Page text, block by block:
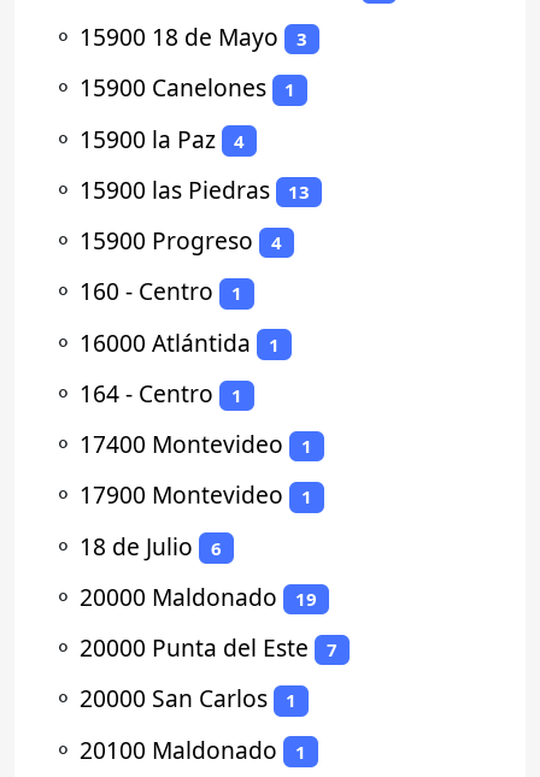
⚬ 15900 18 de Mayo 3
⚬ 15900 Canelones 1
⚬ 15900 la Paz 4
⚬ 15900 las Piedras 13
⚬ 15900 Progreso 4
⚬ 160 - Centro 1
⚬ 16000 Atlántida 1
⚬ 164 - Centro 1
⚬ 17400 Montevideo 1
⚬ 17900 Montevideo 1
⚬ 18 de Julio 6
⚬ 20000 Maldonado 19
⚬ 20000 Punta del Este 7
⚬ 20000 San Carlos 1
⚬ 20100 Maldonado 1